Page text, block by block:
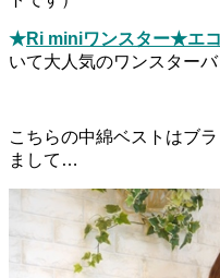
★Ri miniワンスター★エ
いて大人気のワンスター
こちらの中綿ベストはブ
まして…